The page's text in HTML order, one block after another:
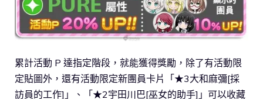
累計活動 P 達指定階段，就能獲得獎勵，除了有活動限
定貼圖外，還有活動限定新團員卡片「★3大和麻彌[採
訪員的工作]」、「★2宇田川巴[巫女的助手]」可以收藏